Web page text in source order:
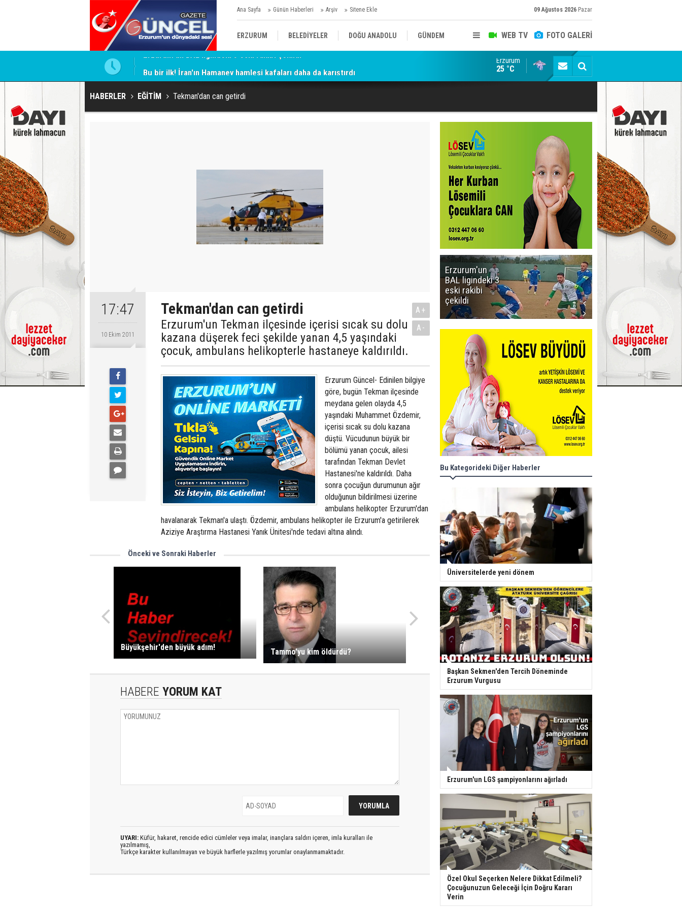
Ana Sayfa Günün Haberleri Arşiv Sitene Ekle 09 Ağustos 2026 Pazar
WEB TV FOTO GALERİ
ERZURUM BELEDİYELER DOĞU ANADOLU GÜNDEM
Bu bir ilk! İran'ın Hamaney hamlesi kafaları daha da karıştırdı Erzurum'da yağış uyarısı
Erzurum
25 °C
HABERLER EĞİTİM Tekman'dan can getirdi
17:47
10 Ekim 2011
Tekman'dan can getirdi
Erzurum'un Tekman ilçesinde içerisi sıcak su dolu
kazana düşerek feci şekilde yanan 4,5 yaşındaki
çocuk, ambulans helikopterle hastaneye kaldırıldı.
A+
A-
Erzurum Güncel- Edinilen bilgiye
göre, bugün Tekman ilçesinde
meydana gelen olayda 4,5
yaşındaki Muhammet Özdemir,
içerisi sıcak su dolu kazana
düştü. Vücudunun büyük bir
bölümü yanan çocuk, ailesi
tarafından Tekman Devlet
Hastanesi'ne kaldırıldı. Daha
sonra çocuğun durumunun ağır
olduğunun bildirilmesi üzerine
ambulans helikopter Erzurum'dan
havalanarak Tekman'a ulaştı. Özdemir, ambulans helikopter ile Erzurum'a getirilerek
Aziziye Araştırma Hastanesi Yanık Ünitesi'nde tedavi altına alındı.
Önceki ve Sonraki Haberler
Büyükşehir'den büyük adım! Tammo'yu kim öldürdü?
HABERE YORUM KAT
UYARI: Küfür, hakaret, rencide edici cümleler veya imalar, inançlara saldırı içeren, imla kuralları ile
yazılmamış,
Türkçe karakter kullanılmayan ve büyük harflerle yazılmış yorumlar onaylanmamaktadır.
Erzurum'un
BAL ligindeki 3
eski rakibi
çekildi
Manyak
mısınız siz
oğlum ya?
Bu Kategorideki Diğer Haberler
Üniversitelerde yeni dönem
Başkan Sekmen'den Tercih Döneminde
Erzurum Vurgusu
Erzurum'un LGS şampiyonlarını ağırladı
Özel Okul Seçerken Nelere Dikkat Edilmeli?
Çocuğunuzun Geleceği İçin Doğru Kararı
Verin